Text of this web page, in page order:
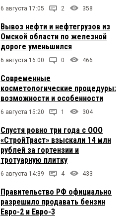
6 августа 17:05 2 358
Вывоз нефти и нефтегрузов из
Омской области по железной
дороге уменьшился
6 августа 16:00 0 466
Современные
косметологические процедуры:
возможности и особенности
6 августа 15:20 1 304
Спустя ровно три года с ООО
«СтройТраст» взыскали 14 млн
рублей за гортензии и
тротуарную плитку
6 августа 14:39 4 433
Правительство РФ официально
разрешило продавать бензин
Евро-2 и Евро-3